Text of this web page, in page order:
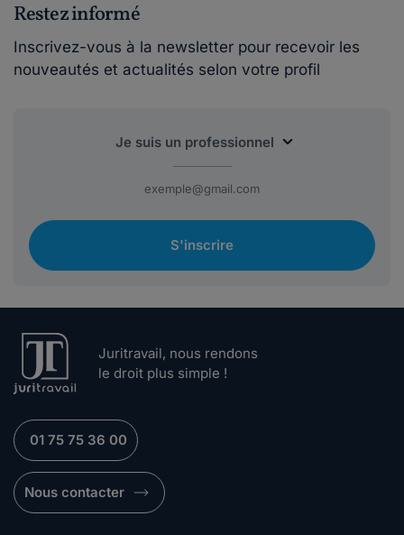
Restez informé
Inscrivez-vous à la newsletter pour recevoir les
nouveautés et actualités selon votre profil
S'inscrire
Juritravail, nous rendons
le droit plus simple !
01 75 75 36 00
Nous contacter